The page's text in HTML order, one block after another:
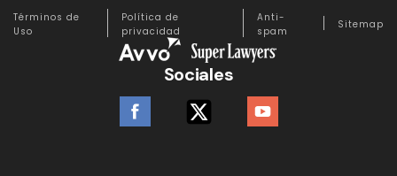
Términos de
Uso
Política de
privacidad
Anti-
spam
Sitemap
Sociales
facebook twitter youtube